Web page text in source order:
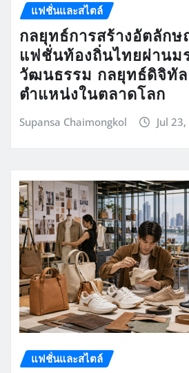
แฟชั่นและสไตล์
กลยุทธ์การสร้างอัตลัก
แฟชั่นท้องถิ่นไทยผ่านม
วัฒนธรรม กลยุทธ์ดิจิทัล
ตำแหน่งในตลาดโลก
Supansa Chaimongkol Jul
แฟชั่นและสไตล์